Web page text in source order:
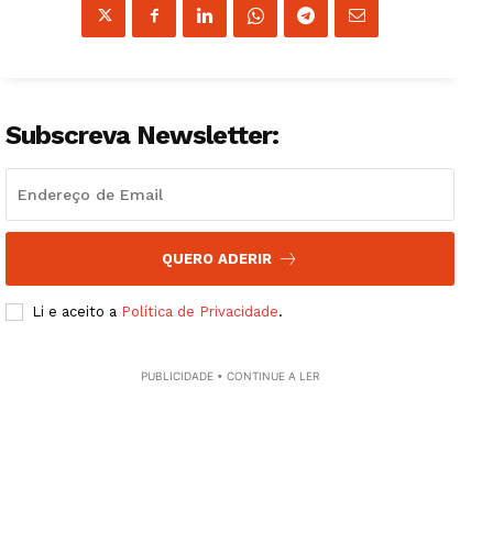
Institucional
Edição Digital
Grande Entrevista
Subscreva Newsletter:
QUERO ADERIR
Li e aceito a Política de Privacidade.
PUBLICIDADE • CONTINUE A LER